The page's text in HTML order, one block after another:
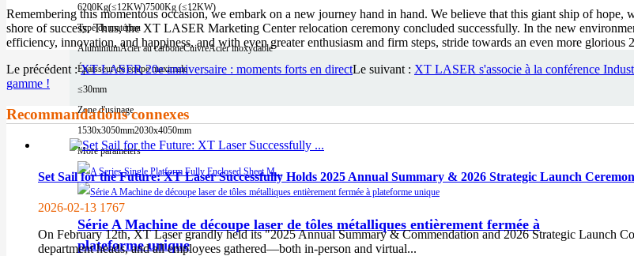
6200Kg(≤12KW)7500Kg (≤12KW)
Type de matériau
AluminiumAcier au carboneCuivreAcier inoxydable
Épaisseur de coupe maximale
≤30mm
Zone d'usinage
1530x3050mm2030x4050mm
More parameters
Série A Machine de découpe laser de tôles métalliques entièrement fermée à
plateforme unique
Remembering this momentous occasion, we embark on a new journey hand in hand. We believe that this giant ship of
shore of success. Thus, the XT LASER Marketing Center relocation ceremony concluded successfully. In the new
efficiency, innovation, and happiness, and with even greater enthusiasm and firm steps, stride towards an even more glorious
Le précédent :XT LASER 20e anniversaire : moments forts en directLe suivant : XT LASER s'associe à la conférence
gamme !
Recommandations connexes
Set Sail for the Future: XT Laser Successfully Holds 2025 Annual Summary & 2026 Strategic Launch
2026-02-13 1767
On February 12th, XT Laser grandly held its "2025 Annual Summary & Commendation and 2026 Strategic Launch
department heads, and all employees gathered—both in-person and virtual...